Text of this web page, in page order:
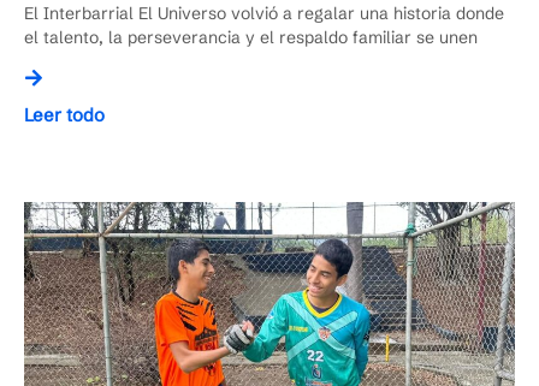
El Interbarrial El Universo volvió a regalar una historia donde
el talento, la perseverancia y el respaldo familiar se unen
Leer todo